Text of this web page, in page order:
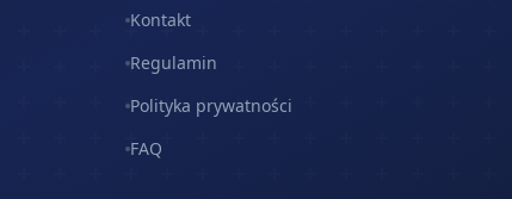
Kontakt
Regulamin
Polityka prywatności
FAQ